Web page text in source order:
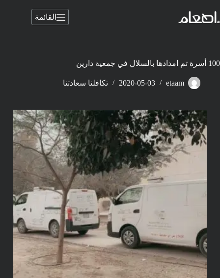
إلى
المحتوى
القائمة
100 أسرة تم امدادها بالسلال في جمعية دارين
etaam
2020-05-03 تكافلنا سعادتنا